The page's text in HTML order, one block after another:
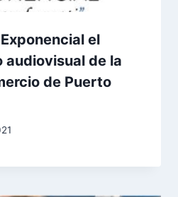
el
audiovisual de la
de Puerto